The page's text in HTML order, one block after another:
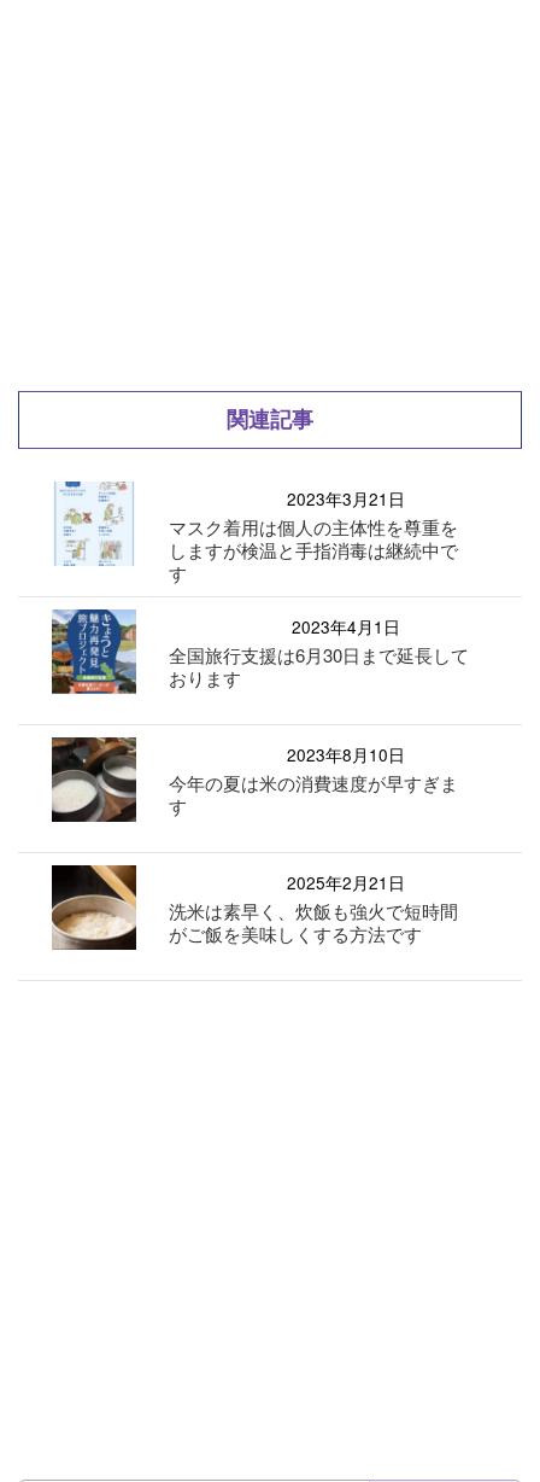
関連記事
2023年3月21日
マスク着用は個人の主体性を尊重を
しますが検温と手指消毒は継続中で
す
2023年4月1日
全国旅行支援は6月30日まで延長して
おります
2023年8月10日
今年の夏は米の消費速度が早すぎま
す
2025年2月21日
洗米は素早く、炊飯も強火で短時間
がご飯を美味しくする方法です